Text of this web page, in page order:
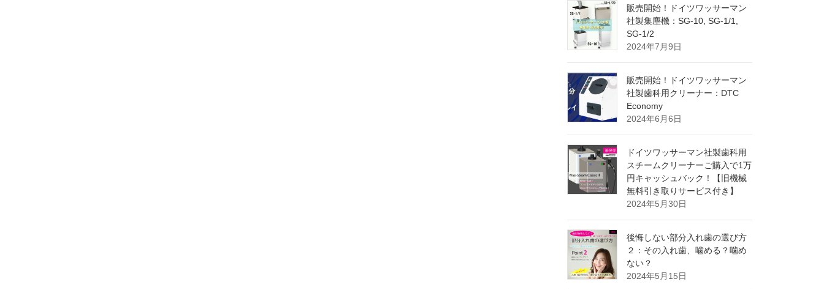
販売開始！ドイツワッサーマン
社製集塵機：SG-10, SG-1/1,
SG-1/2
2024年7月9日
販売開始！ドイツワッサーマン
社製歯科用クリーナー：DTC
Economy
2024年6月6日
ドイツワッサーマン社製歯科用
スチームクリーナーご購入で1万
円キャッシュバック！【旧機械
無料引き取りサービス付き】
2024年5月30日
後悔しない部分入れ歯の選び方
２：その入れ歯、噛める？噛め
ない？
2024年5月15日